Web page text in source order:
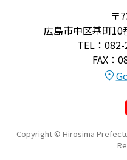
〒
広島市中区基町
TEL：082-
FAX：
Copyright © Hirosima